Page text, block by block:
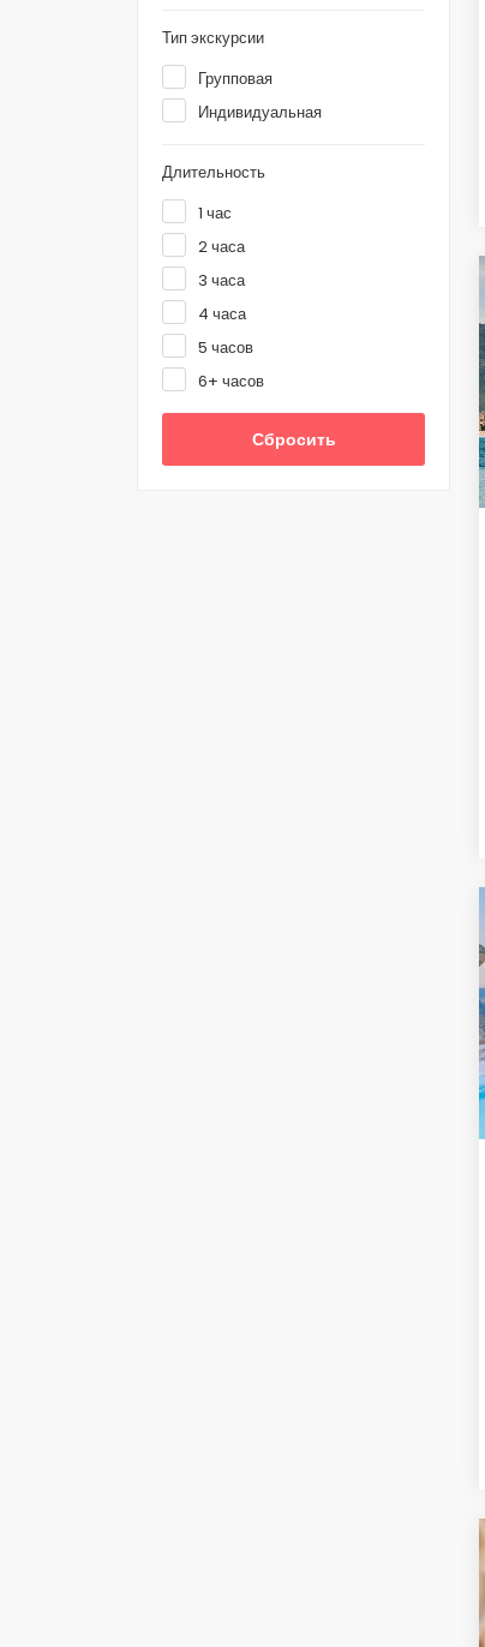
Тип экскурсии
Групповая
Индивидуальная
Длительность
1 час
2 часа
3 часа
4 часа
5 часов
6+ часов
Сбросить